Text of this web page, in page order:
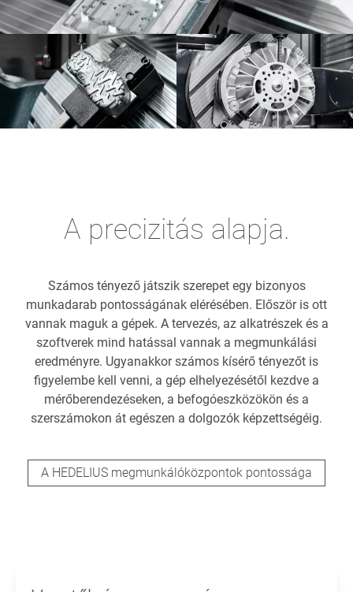
A precizitás alapja.
Számos tényező játszik szerepet egy bizonyos
munkadarab pontosságának elérésében. Először is ott
vannak maguk a gépek. A tervezés, az alkatrészek és a
szoftverek mind hatással vannak a megmunkálási
eredményre. Ugyanakkor számos kísérő tényezőt is
figyelembe kell venni, a gép elhelyezésétől kezdve a
mérőberendezéseken, a befogóeszközökön és a
szerszámokon át egészen a dolgozók képzettségéig.
A HEDELIUS megmunkálóközpontok pontossága